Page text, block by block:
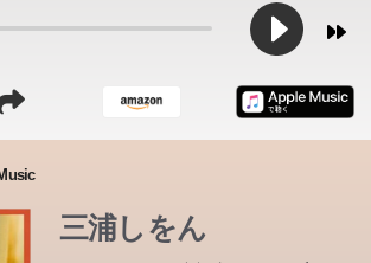
三浦しをん